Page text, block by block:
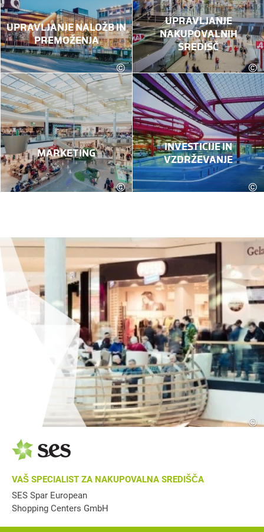
© Robert Fritz
UPRAVLJANJE NALOŽB IN
PREMOŽENJA
©
UPRAVLJANJE
NAKUPOVALNIH
SREDIŠČ
© Robert Fritz
MARKETING
©
INVESTICIJE IN
VZDRŽEVANJE
©
VAŠ SPECIALIST ZA NAKUPOVALNA SREDIŠČA
SES Spar European
Shopping Centers GmbH